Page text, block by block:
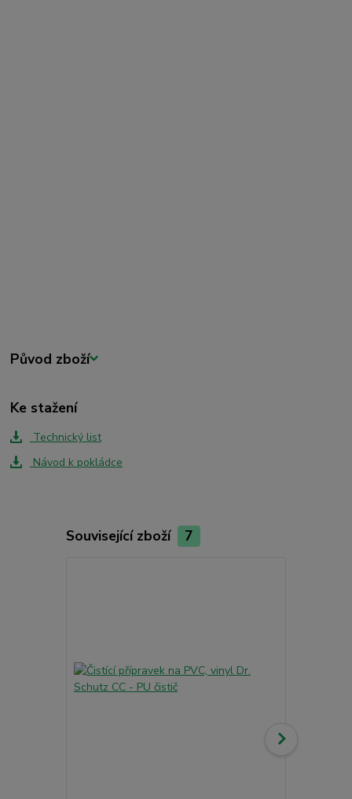
Původ zboží
Ke stažení
Technický list
Návod k pokládce
Související zboží 7